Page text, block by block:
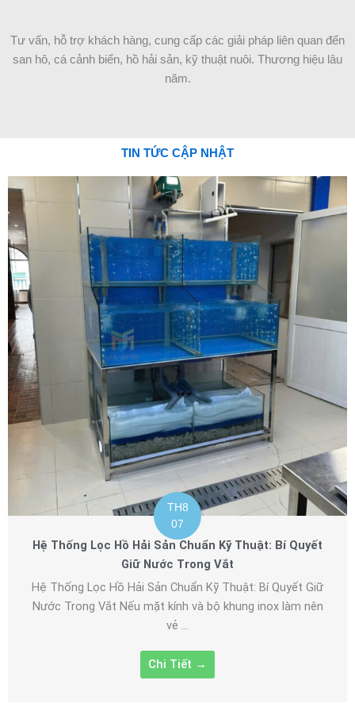
Tư vấn, hỗ trợ khách hàng, cung cấp các giải pháp liên quan đến
san hô, cá cảnh biển, hồ hải sản, kỹ thuật nuôi. Thương hiệu lâu
năm.
TIN TỨC CẬP NHẬT
TH8
07
Hệ Thống Lọc Hồ Hải Sản Chuẩn Kỹ Thuật: Bí Quyết
Giữ Nước Trong Vắt
Hệ Thống Lọc Hồ Hải Sản Chuẩn Kỹ Thuật: Bí Quyết Giữ
Nước Trong Vắt Nếu mặt kính và bộ khung inox làm nên
vẻ ...
Chi Tiết →